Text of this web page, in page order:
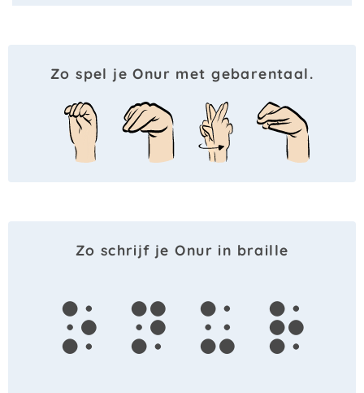
Zo spel je Onur met gebarentaal.
Zo schrijf je Onur in braille
o n u r